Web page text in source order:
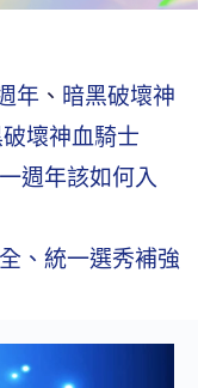
年 、 暗黑破壞神
壞神血騎士
週年該如何入
、統一選秀補強